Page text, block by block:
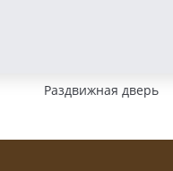
Раздвижная дверь